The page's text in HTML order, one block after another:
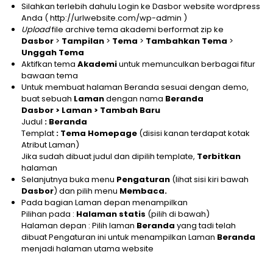
Silahkan terlebih dahulu Login ke Dasbor website wordpress
Anda ( http://urlwebsite.com/wp-admin )
Uploadfile archive tema akademi berformat zip ke
Dasbor > Tampilan > Tema > Tambahkan Tema >
Unggah Tema
Aktifkan tema Akademiuntuk memunculkan berbagai fitur
bawaan tema
Untuk membuat halaman Beranda sesuai dengan demo,
buat sebuah Lamandengan nama Beranda
Dasbor > Laman > Tambah Baru
Judul : Beranda
Templat : Tema Homepage (disisi kanan terdapat kotak
Atribut Laman)
Jika sudah dibuat judul dan dipilih template, Terbitkan
halaman
Selanjutnya buka menu Pengaturan (lihat sisi kiri bawah
Dasbor) dan pilih menu Membaca.
Pada bagian Laman depan menampilkan
Pilihan pada : Halaman statis (pilih di bawah)
Halaman depan : Pilih laman Beranda yang tadi telah
dibuat Pengaturan ini untuk menampilkan Laman Beranda
menjadi halaman utama website